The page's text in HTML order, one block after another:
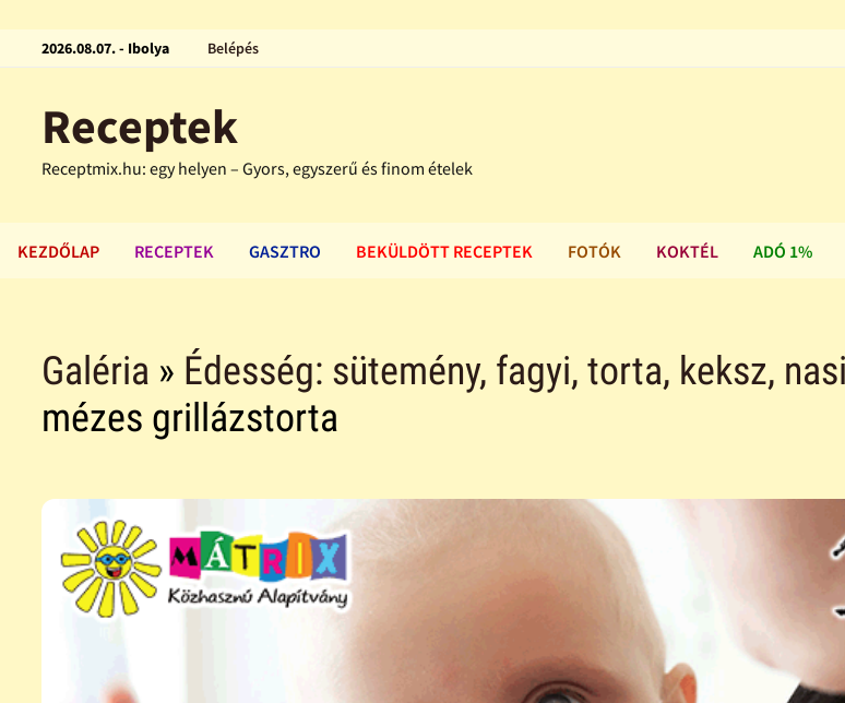
2026.08.07. - Ibolya Belépés
Receptek
Receptmix.hu: egy helyen – Gyors, egyszerű és finom ételek
KEZDŐLAP RECEPTEK GASZTRO BEKÜLDÖTT RECEPTEK FOTÓK KOKTÉL ADÓ 1%
Galéria » Édesség: sütemény, fagyi, torta, keksz, nasi
mézes grillázstorta